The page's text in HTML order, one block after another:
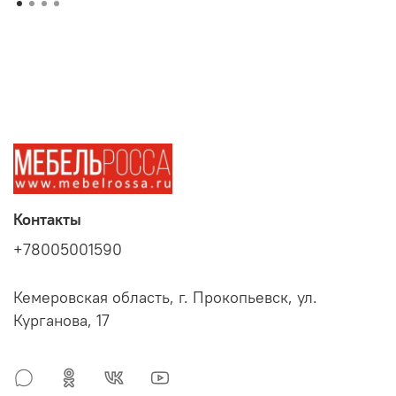
Контакты
+78005001590
Кемеровская область, г. Прокопьевск, ул.
Курганова, 17